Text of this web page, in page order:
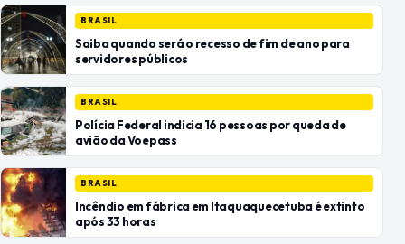
BRASIL
Saiba quando será o recesso de fim de ano para
servidores públicos
BRASIL
Polícia Federal indicia 16 pessoas por queda de
avião da Voepass
BRASIL
Incêndio em fábrica em Itaquaquecetuba é extinto
após 33 horas